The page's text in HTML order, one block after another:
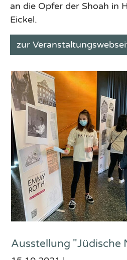
an die Opfer der Shoah in
Eickel.
zur
Ausstellung "Jüdische